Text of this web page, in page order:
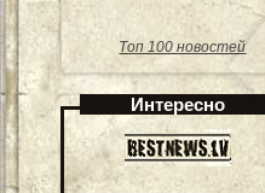
Топ 100 новостей
Интересно